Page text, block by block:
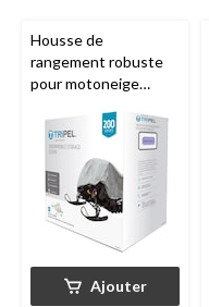
Housse de
rangement robuste
pour motoneige
grand
Ajouter